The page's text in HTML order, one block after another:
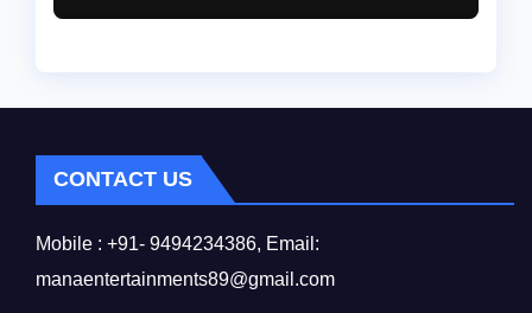
CONTACT US
Mobile : +91- 9494234386, Email:
manaentertainments89@gmail.com